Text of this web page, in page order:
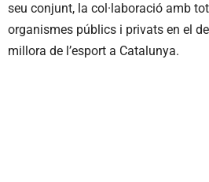
seu conjunt, la col·laboració amb
organismes públics i privats en el
millora de l’esport a Catalunya.